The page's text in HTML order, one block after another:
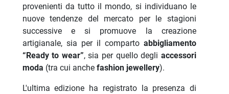
provenienti da tutto il mondo, si individuano le
nuove tendenze del mercato per le stagioni
successive e si promuove la creazione
artigianale, sia per il comparto abbigliamento
“Ready to wear”, sia per quello degliaccessori
moda (tra cui anche fashion jewellery).
L'ultima edizione ha registrato la presenza di